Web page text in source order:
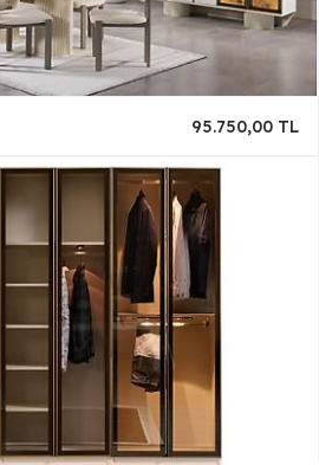
95.750,00 TL